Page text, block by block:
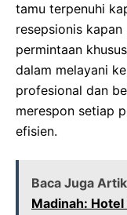
tamu terpenuhi
resepsionis
permintaan
dalam melayani
profesional dan
merespon setiap
efisien.
Baca Juga
Madinah: